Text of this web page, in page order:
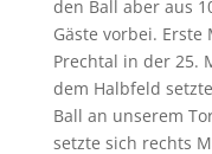
den Ball aber aus
Gäste vorbei. Erste
Prechtal in der 25.
dem Halbfeld
Ball an unserem
setzte sich rechts